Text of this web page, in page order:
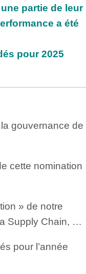
partie de leur
a été
pour 2025
gouvernance de
cette nomination
» de notre
Supply Chain, …
pour l’année